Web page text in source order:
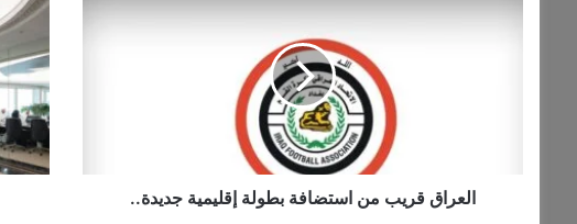
العراق قريب من استضافة بطولة إقليمية جديدة..
ل
م
ا
ر
ا
ت
ا